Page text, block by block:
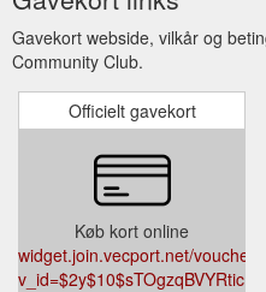
order between 11 am to 1.30
will have your order ready in
Purchase Gift
Certificate; Members Area –
Community; Sponsorship;
Renewal; Employment
Brim Silos. Brim Silos Tables
Chairs Brim Silos Tables &
Group and Volunteers have
for your comfort and shade ...
silos/
Gavekort webside, vilkår og
Community Club.
Officielt gavekort
Køb kort online
widget.join.vecport.net/